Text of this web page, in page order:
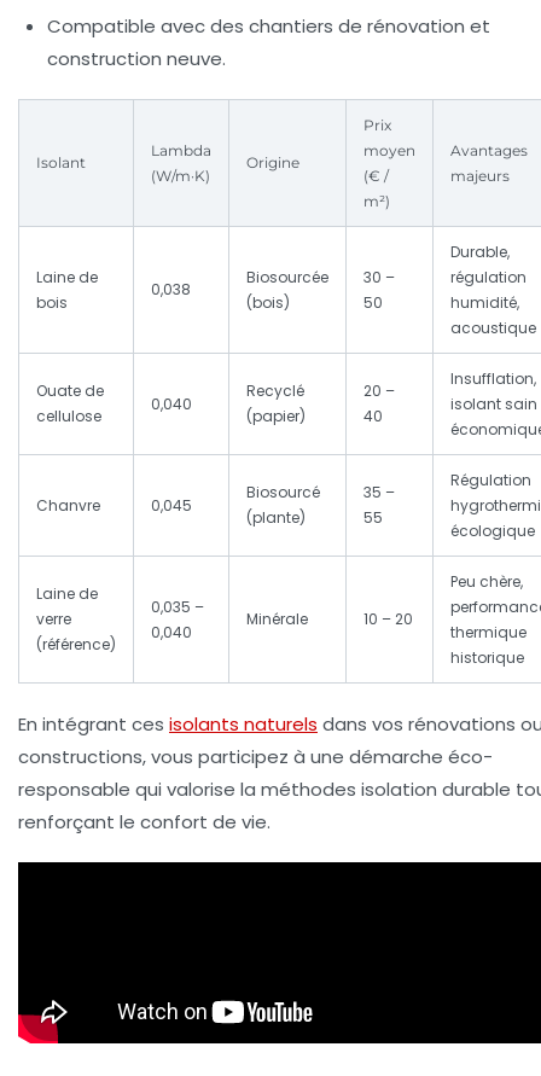
Compatible avec des chantiers de rénovation et
construction neuve.
Isolant
Lambda
(W/m·K)
Origine
Prix
moyen
(€ /
m²)
Avantages
majeurs
Laine de
bois
0,038
Biosourcée
(bois)
30 –
50
Durable,
régulation
humidité,
acoustique
Ouate de
cellulose
0,040
Recyclé
(papier)
20 –
40
Insufflation,
isolant sain
Chanvre 0,045
Biosourcé
(plante)
35 –
55
Régulation
écologique
Laine de
verre
(référence)
0,035 –
0,040
Minérale 10 – 20
Peu chère,
thermique
historique
En intégrant ces isolants naturels dans vos rénovations
constructions, vous participez à une démarche éco-
responsable qui valorise la méthodes isolation durable
renforçant le confort de vie.